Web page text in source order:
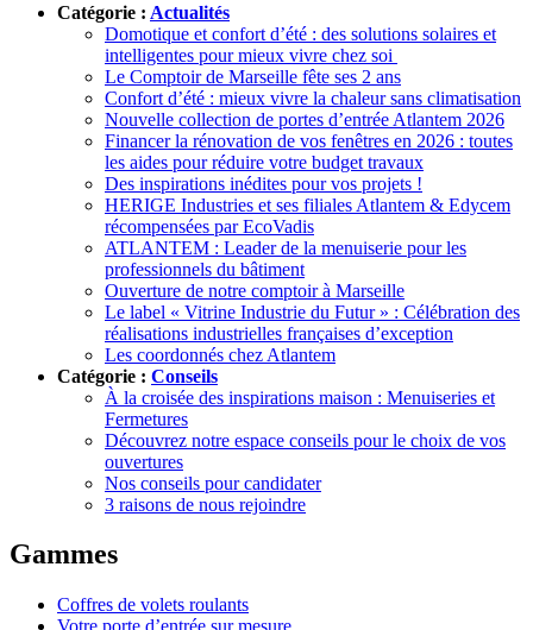
Catégorie : Actualités
Domotique et confort d’été : des solutions solaires et
intelligentes pour mieux vivre chez soi
Le Comptoir de Marseille fête ses 2 ans
Confort d’été : mieux vivre la chaleur sans climatisation
Nouvelle collection de portes d’entrée Atlantem 2026
Financer la rénovation de vos fenêtres en 2026 : toutes
les aides pour réduire votre budget travaux
Des inspirations inédites pour vos projets !
HERIGE Industries et ses filiales Atlantem & Edycem
récompensées par EcoVadis
ATLANTEM : Leader de la menuiserie pour les
professionnels du bâtiment
Ouverture de notre comptoir à Marseille
Le label « Vitrine Industrie du Futur » : Célébration des
réalisations industrielles françaises d’exception
Les coordonnés chez Atlantem
Catégorie : Conseils
À la croisée des inspirations maison : Menuiseries et
Fermetures
Découvrez notre espace conseils pour le choix de vos
ouvertures
Nos conseils pour candidater
3 raisons de nous rejoindre
Gammes
Coffres de volets roulants